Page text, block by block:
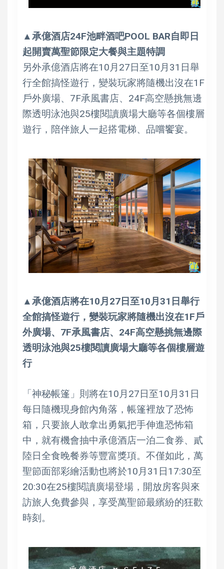
▲承億酒店24F池畔酒吧POOL BAR自即日
起開賣萬聖節限定大餐與主題特調
另外承億酒店將在10月27日至10月31日舉
行全館搞怪遊行，變裝玩家將隨機出沒在1F
戶外廣場、7F承風書店、24F高空懸挑無邊
際透明泳池與25樓閱讀廣場大廳等各個樓層
遊行，陪伴旅人一起搭電梯、品嚐饗宴。
▲承億酒店將在10月27日至10月31日舉行
全館搞怪遊行，變裝玩家將隨機出沒在1F戶
外廣場、7F承風書店、24F高空懸挑無邊際
透明泳池與25樓閱讀廣場大廳等各個樓層遊
行
「神秘帳篷」則將在10月27日至10月31日
每日隨機現身館內角落，帳篷裡放了恐怖
箱，只要旅人敢拿出勇氣把手伸進恐怖箱
中，就有機會抽中承億酒店一泊二食券、貳
陸日全食晚餐券等豐富獎項。不僅如此，萬
聖節面部彩繪活動也將於10月31日17:30至
20:30在25樓閱讀廣場登場，開放房客與來
訪旅人免費參與，享受萬聖節最繽紛的狂歡
時刻。